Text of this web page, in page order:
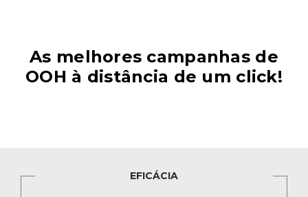
As melhores campanhas de
OOH à distância de um click!
EFICÁCIA